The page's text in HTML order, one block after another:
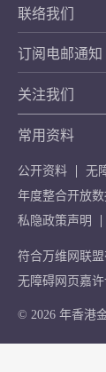
联络我们
订阅电邮通知
关注我们
常用资料
公开资料
无
年度整合开放数
私隐政策声明
符合万维网联
无障碍网页嘉许
© 2026 年香港